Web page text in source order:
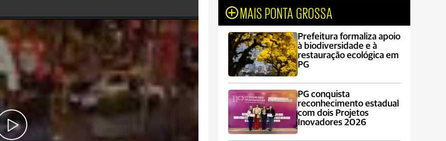
MAIS PONTA GROSSA
Prefeitura formaliza apoio
à biodiversidade e à
restauração ecológica em
PG
PG conquista
reconhecimento estadual
com dois Projetos
Inovadores 2026